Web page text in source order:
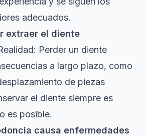
adecuados.
extraer el diente
Perder un diente
a largo plazo, como
de piezas
el diente siempre es
es posible.
causa enfermedades